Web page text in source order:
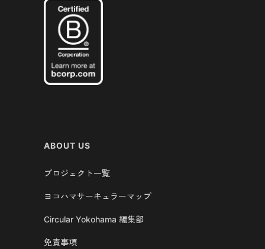
ABOUT US
プロジェクト一覧
ヨコハマサーキュラーマップ
Circular Yokohama 編集部
免責事項